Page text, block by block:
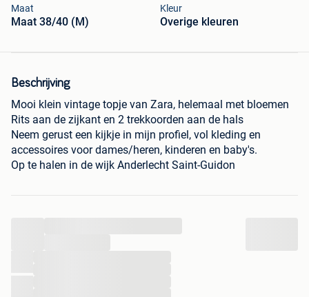
Maat
Maat 38/40 (M)
Kleur
Overige kleuren
Beschrijving
Mooi klein vintage topje van Zara, helemaal met bloemen
Rits aan de zijkant en 2 trekkoorden aan de hals
Neem gerust een kijkje in mijn profiel, vol kleding en
accessoires voor dames/heren, kinderen en baby's.
Op te halen in de wijk Anderlecht Saint-Guidon